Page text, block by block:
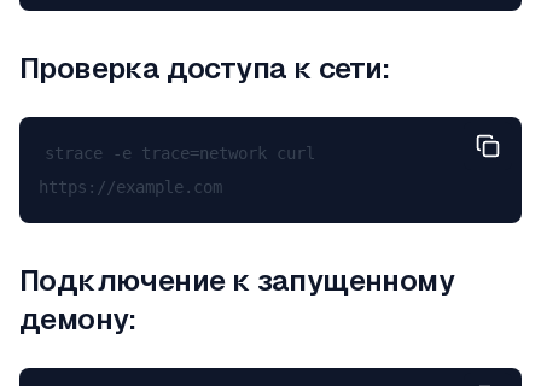
Проверка доступа к сети:
strace -e trace=network curl
Подключение к запущенному
демону: